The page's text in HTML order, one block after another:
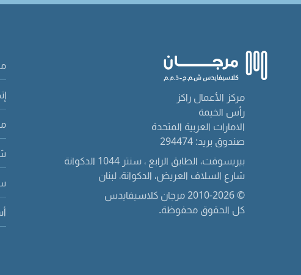
مركز الأعمال راكز
رأس الخيمة
الامارات العربية المتحدة
صندوق بريد: 294474
بيريسوفت، الطابق الرابع ، سنتر 1044 الدكوانة
شارع السلاف العريض، الدكوانة، لبنان
© 2010-2026 مرجان كلاسيفايدس
كل الحقوق محفوظة.